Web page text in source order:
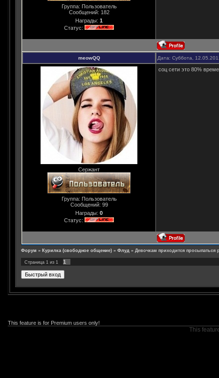
Группа: Пользователь
Сообщений: 182
Награды: 1
Статус:
meowQQ Дата: Суббота,
Сержант
Группа: Пользователь
Сообщений: 99
Награды: 0
Статус:
соц сети это 80%
Форум » Курилка (свободное общение) » Флуд » Девочкам приходится просыпаться
Страница 1 из 1 1
This feature is for Premium users only!
This